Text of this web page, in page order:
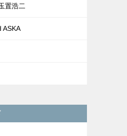
置浩二
ASKA